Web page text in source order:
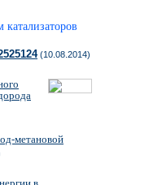
катализаторов
(10.08.2014)
метановой